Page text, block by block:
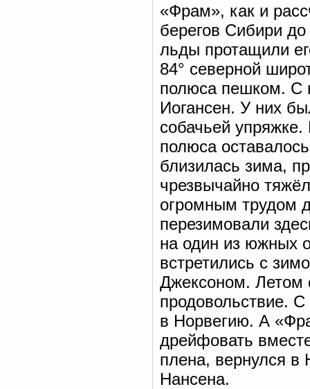
«Фрам», как и
берегов Сибири
льды протащили
84° северной
полюса пешком. С
Иогансен. У них
собачьей
полюса
близилась зима,
чрезвычайно
огромным трудом
перезимовали
на один из южных
встретились с
Джексоном. Летом
продовольствие.
в Норвегию. А
дрейфовать
плена, вернулся в
Нансена.